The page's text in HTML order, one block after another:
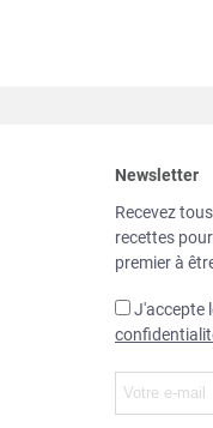
Newsletter
Recevez
recettes
premier à
J'accepte